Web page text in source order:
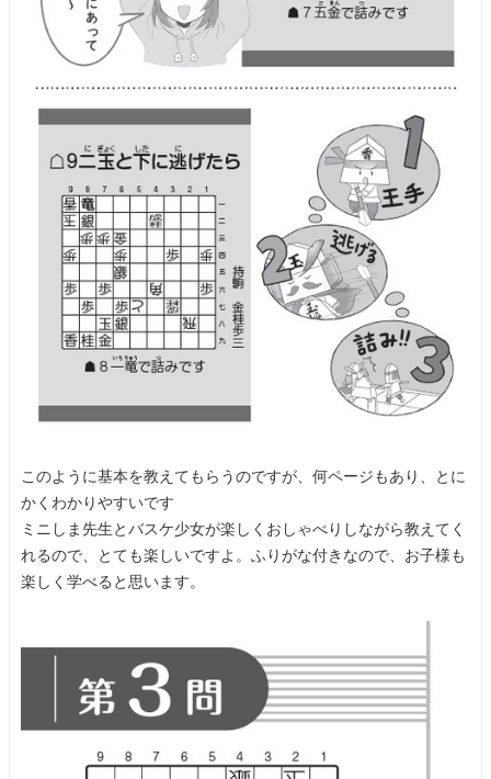
このように基本を教えてもらうのですが、何ページもあり、とに
かくわかりやすいです
ミニしま先生とバスケ少女が楽しくおしゃべりしながら教えてく
れるので、とても楽しいですよ。ふりがな付きなので、お子様も
楽しく学べると思います。